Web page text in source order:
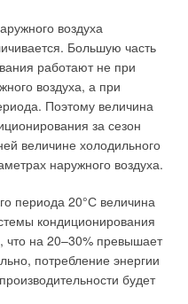
воздуха
Большую часть
работают не при
воздуха, а при
Поэтому величина
за сезон
величине холодильного
наружного воздуха.
периода 20°С величина
кондиционирования
что на 20–30% превышает
потребление энергии
будет